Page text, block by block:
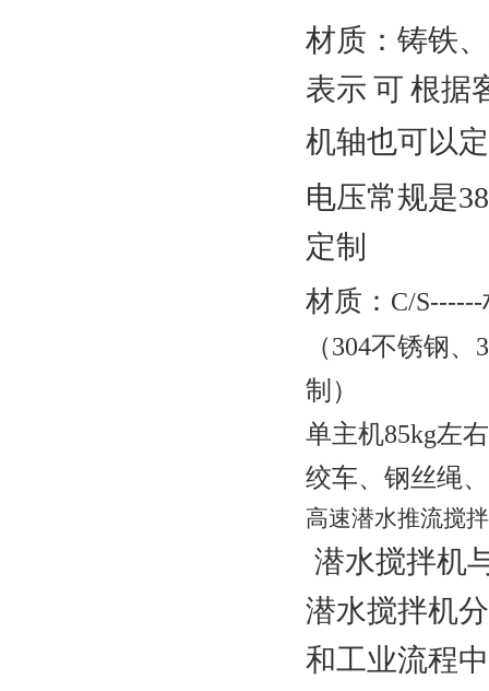
材质：铸铁
表示 可 根据
机轴也可以
电压常规是
定制
材质： C/S------
（304不锈钢、
制）
单主机85kg左
绞车、钢丝绳
高速潜水推流搅
潜水搅拌机
潜水搅拌机
和工业流程